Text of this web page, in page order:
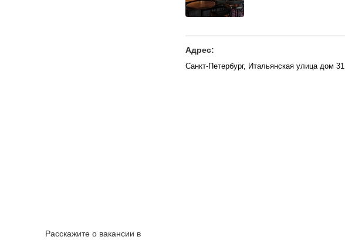
Адрес:
Санкт-Петербург, Итальянская улица дом 31
Расскажите о вакансии в